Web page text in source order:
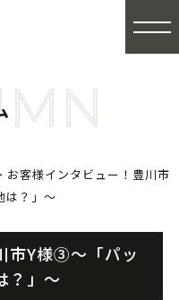
お客様インタビュー！豊川市
は？」〜
市Y様③〜「パッ
？」〜